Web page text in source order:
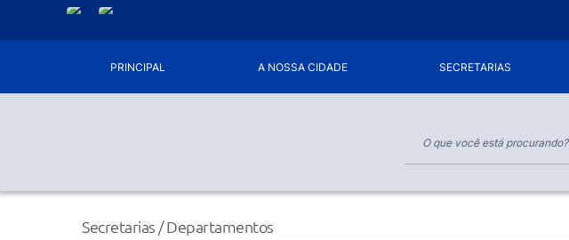
PRINCIPAL A NOSSA CIDADE SECRETARIAS
Secretarias / Departamentos